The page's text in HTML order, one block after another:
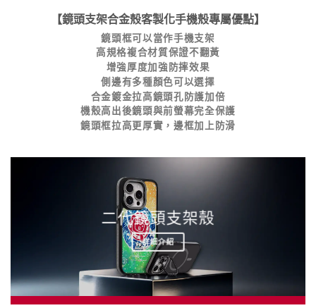
【鏡頭支架合金殼客製化手機殼專屬優點】
鏡頭框可以當作手機支架
高規格複合材質保證不翻黃
增強厚度加強防摔效果
側邊有多種顏色可以選擇
合金鍍金拉高鏡頭孔防護加倍
機殼高出後鏡頭與前螢幕完全保護
鏡頭框拉高更厚實，邊框加上防滑
二代鏡頭支架殼
詳細介紹